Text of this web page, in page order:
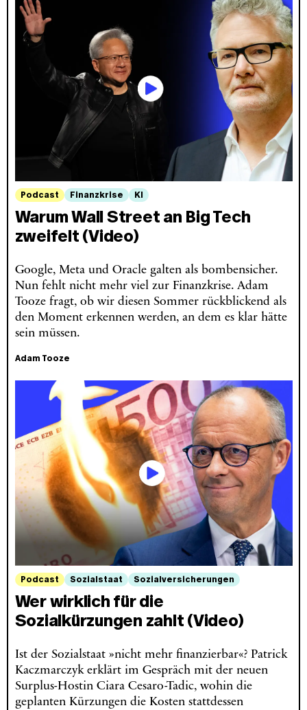
Podcast Finanzkrise KI
Warum Wall Street an Big Tech
zweifelt (Video)
Google, Meta und Oracle galten als bombensicher.
Nun fehlt nicht mehr viel zur Finanzkrise. Adam
Tooze fragt, ob wir diesen Sommer rückblickend als
den Moment erkennen werden, an dem es klar hätte
sein müssen.
Adam Tooze
Podcast Sozialstaat Sozialversicherungen
Wer wirklich für die
Sozialkürzungen zahlt (Video)
Ist der Sozialstaat »nicht mehr finanzierbar«? Patrick
Kaczmarczyk erklärt im Gespräch mit der neuen
Surplus-Hostin Ciara Cesaro-Tadic, wohin die
geplanten Kürzungen die Kosten stattdessen